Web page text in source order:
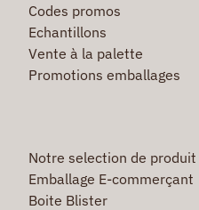
Codes promos
Echantillons
Vente à la palette
Promotions emballages
Notre selection de produit
Emballage E-commerçant
Boite Blister